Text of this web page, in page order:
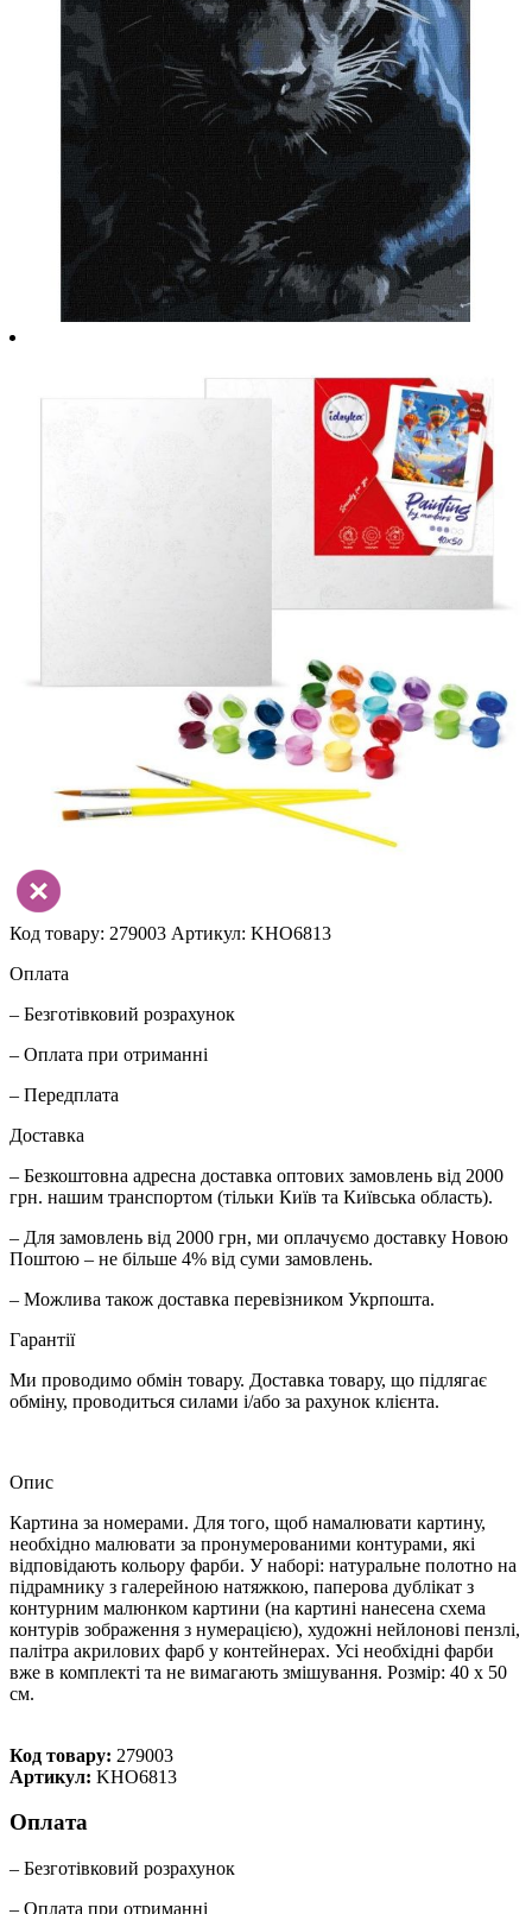
Код товару: 279003 Артикул: KHO6813
Оплата
– Безготівковий розрахунок
– Оплата при отриманні
– Передплата
Доставка
– Безкоштовна адресна доставка оптових замовлень від 2000
грн. нашим транспортом (тільки Київ та Київська область).
– Для замовлень від 2000 грн, ми оплачуємо доставку Новою
Поштою – не більше 4% від суми замовлень.
– Можлива також доставка перевізником Укрпошта.
Гарантії
Ми проводимо обмін товару. Доставка товару, що підлягає
обміну, проводиться силами і/або за рахунок клієнта.
Опис
Картина за номерами. Для того, щоб намалювати картину,
необхідно малювати за пронумерованими контурами, які
відповідають кольору фарби. У наборі: натуральне полотно на
підрамнику з галерейною натяжкою, паперова дублікат з
контурним малюнком картини (на картині нанесена схема
контурів зображення з нумерацією), художні нейлонові пензлі,
палітра акрилових фарб у контейнерах. Усі необхідні фарби
вже в комплекті та не вимагають змішування. Розмір: 40 х 50
см.
Код товару: 279003
Артикул: KHO6813
Оплата
– Безготівковий розрахунок
– Оплата при отриманні